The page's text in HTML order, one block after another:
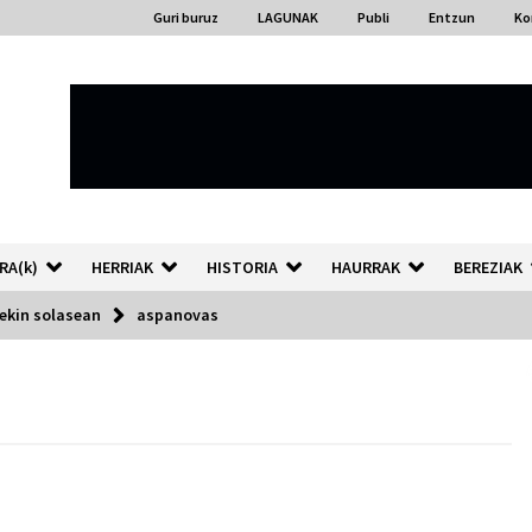
Guri buruz LAGUNAK Publi Entzun
HERRIAK HISTORIA HAURRAK BEREZIAK
solasean aspanovas